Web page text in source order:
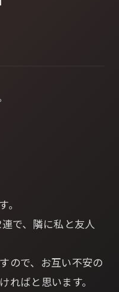
。
で、隣に私と友人
ので、お互い不安の
ればと思います。